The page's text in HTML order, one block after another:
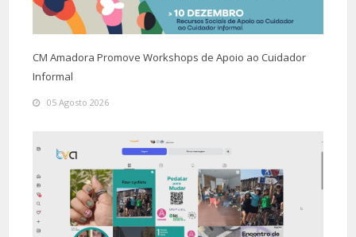
CM Amadora Promove Workshops de Apoio ao Cuidador
Informal
05 Agosto 2026